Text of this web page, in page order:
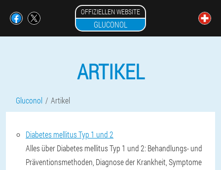
OFFIZIELLEN WEBSITE
GLUCONOL
ARTIKEL
Gluconol Artikel
Diabetes mellitus Typ 1 und 2
Alles über Diabetes mellitus Typ 1 und 2: Behandlungs- und
Präventionsmethoden, Diagnose der Krankheit, Symptome